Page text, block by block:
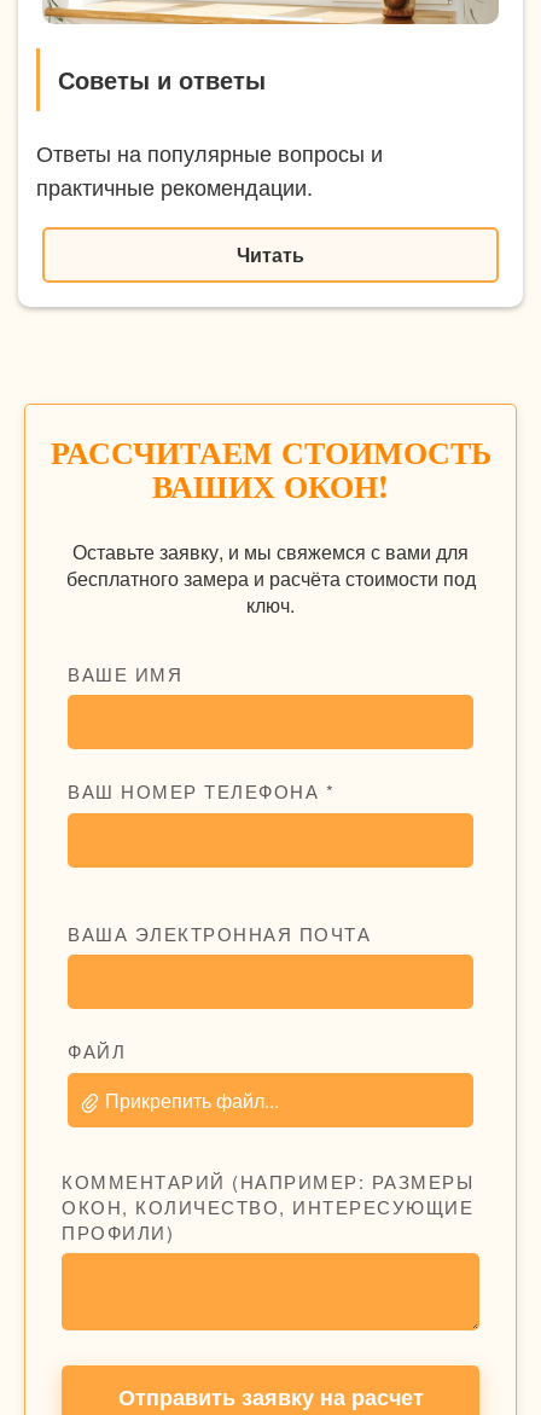
Советы и ответы
Ответы на популярные вопросы и
практичные рекомендации.
Читать
РАССЧИТАЕМ СТОИМОСТЬ
ВАШИХ ОКОН!
Оставьте заявку, и мы свяжемся с вами для
бесплатного замера и расчёта стоимости под
ключ.
ВАШЕ ИМЯ
ВАШ НОМЕР ТЕЛЕФОНА *
ВАША ЭЛЕКТРОННАЯ ПОЧТА
ФАЙЛ
Прикрепить файл...
КОММЕНТАРИЙ (НАПРИМЕР: РАЗМЕРЫ
ОКОН, КОЛИЧЕСТВО, ИНТЕРЕСУЮЩИЕ
ПРОФИЛИ)
Отправить заявку на расчет